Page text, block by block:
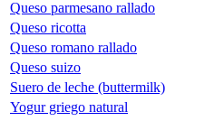
Queso parmesano rallado
Queso ricotta
Queso romano rallado
Queso suizo
Suero de leche (buttermilk)
Yogur griego natural